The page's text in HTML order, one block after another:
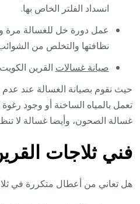
انسداد الفلتر الخاص بها.
عمل دورة خل للغسالة مرة
نظافتها والتخلص من
صيانة غسالات القرين
حيث نقوم بصيانة الغسالة عند
تعمل بالمياه الساخنة أو وجود
غسالة الصحون، وأيضا غسالة لا
فني ثلاجات
هل تعاني من أعطال متكررة في